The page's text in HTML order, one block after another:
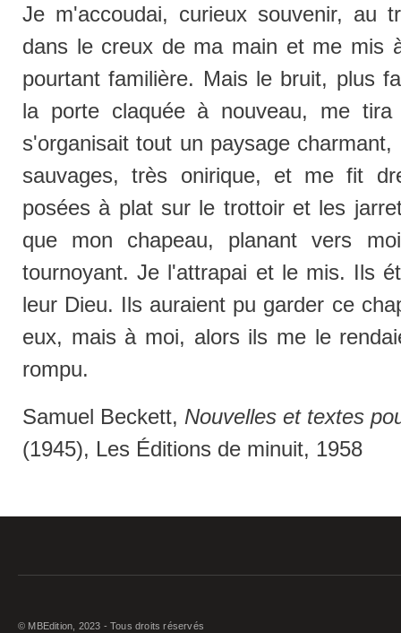
Je m'accoudai, curieux souvenir, au
dans le creux de ma main et me mis
pourtant familière. Mais le bruit, plus
la porte claquée à nouveau, me
s'organisait tout un paysage
sauvages, très onirique, et me fit
posées à plat sur le trottoir et les
que mon chapeau, planant vers
tournoyant. Je l'attrapai et le mis. Ils
leur Dieu. Ils auraient pu garder ce
eux, mais à moi, alors ils me le
rompu.
Samuel Beckett, Nouvelles et textes
(1945), Les Éditions de minuit, 1958
© MBEdition, 2023 - Tous droits réservés